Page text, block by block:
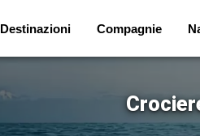
Destinazioni Compagnie